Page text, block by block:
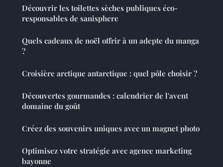
Découvrir les toilettes sèches publiques éco-
responsables de sanisphere
Quels cadeaux de noël offrir à un adepte du manga
?
Croisière arctique antarctique : quel pôle choisir ?
Découvertes gourmandes : calendrier de l'avent
domaine du goût
Créez des souvenirs uniques avec un magnet photo
Optimisez votre stratégie avec agence marketing
bayonne